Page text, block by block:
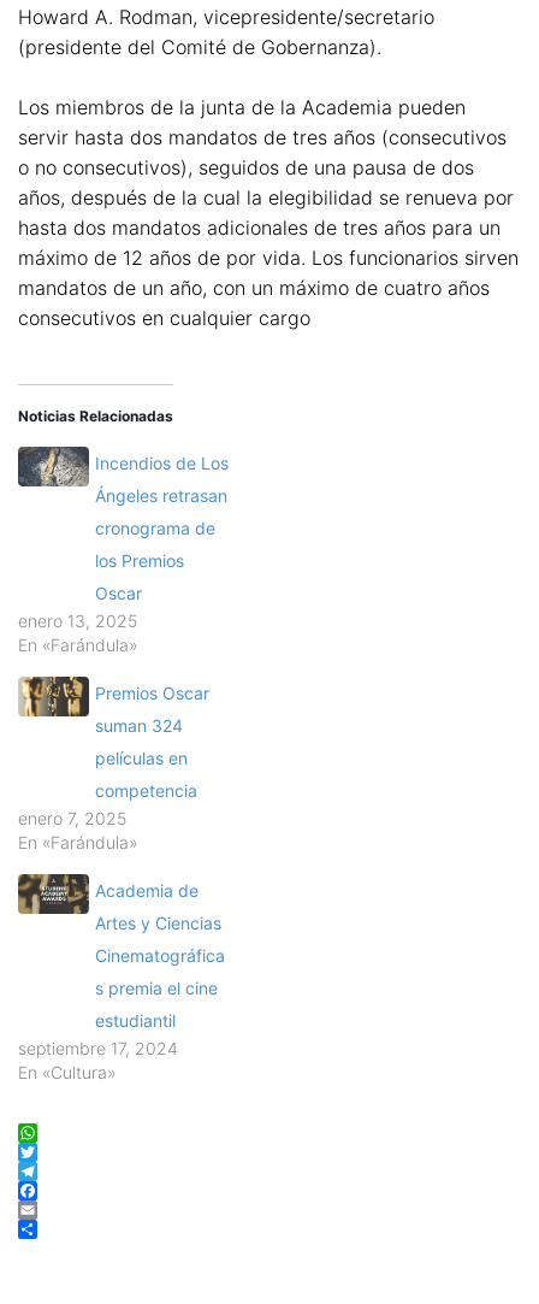
Howard A. Rodman, vicepresidente/secretario
(presidente del Comité de Gobernanza).
Los miembros de la junta de la Academia pueden
servir hasta dos mandatos de tres años (consecutivos
o no consecutivos), seguidos de una pausa de dos
años, después de la cual la elegibilidad se renueva por
hasta dos mandatos adicionales de tres años para un
máximo de 12 años de por vida. Los funcionarios sirven
mandatos de un año, con un máximo de cuatro años
consecutivos en cualquier cargo
Noticias Relacionadas
Incendios de Los
Ángeles retrasan
cronograma de
los Premios
Oscar
enero 13, 2025
En «Farándula»
Premios Oscar
suman 324
películas en
competencia
enero 7, 2025
En «Farándula»
Academia de
Artes y Ciencias
Cinematográfica
s premia el cine
estudiantil
septiembre 17, 2024
En «Cultura»
WhatsApp
Twitter
Telegram
Facebook
Email